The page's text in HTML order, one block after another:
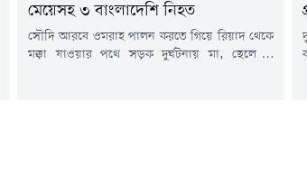
মেয়েসহ ৩ বাংলাদেশি নিহত
সৌদি আরবে ওমরাহ পালন করতে গিয়ে রিয়াদ থেকে
মক্কা যাওয়ার পথে সড়ক দুর্ঘটনায় মা, ছেলে ও